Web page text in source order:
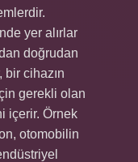
yer alırlar
doğrudan
bir cihazın
gerekli olan
içerir. Örnek
otomobilin